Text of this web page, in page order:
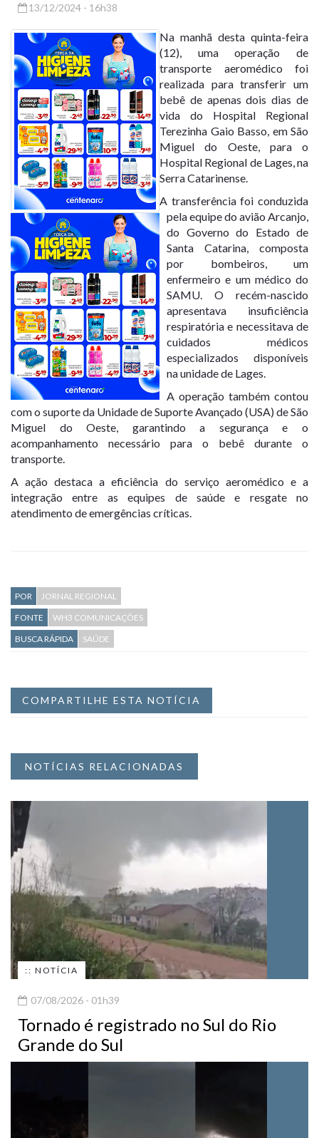
13/12/2024 - 16h38
Na manhã desta quinta-feira
(12), uma operação de
transporte aeromédico foi
realizada para transferir um
bebê de apenas dois dias de
vida do Hospital Regional
Terezinha Gaio Basso, em São
Miguel do Oeste, para o
Hospital Regional de Lages, na
Serra Catarinense.
A transferência foi conduzida
pela equipe do avião Arcanjo,
do Governo do Estado de
Santa Catarina, composta
por bombeiros, um
enfermeiro e um médico do
SAMU. O recém-nascido
apresentava insuficiência
respiratória e necessitava de
cuidados médicos
especializados disponíveis
na unidade de Lages.
A operação também contou
com o suporte da Unidade de Suporte Avançado (USA) de São
Miguel do Oeste, garantindo a segurança e o
acompanhamento necessário para o bebê durante o
transporte.
A ação destaca a eficiência do serviço aeromédico e a
integração entre as equipes de saúde e resgate no
atendimento de emergências críticas.
POR
JORNAL REGIONAL
FONTE
WH3 COMUNICAÇÕES
BUSCA RÁPIDA
SAÚDE
COMPARTILHE ESTA NOTÍCIA
NOTÍCIAS RELACIONADAS
:: NOTÍCIA
07/08/2026 - 01h39
Tornado é registrado no Sul do Rio
Grande do Sul